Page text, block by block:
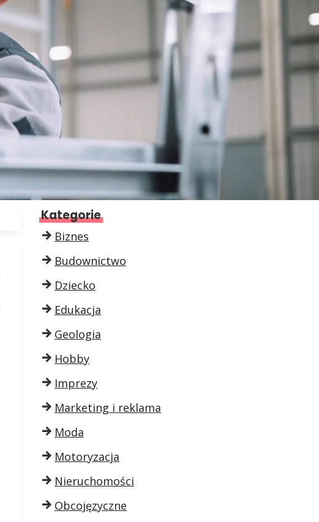
Kategorie
Biznes
Budownictwo
Dziecko
Edukacja
Geologia
Hobby
Imprezy
Marketing i reklama
Moda
Motoryzacja
Nieruchomości
Obcojęzyczne